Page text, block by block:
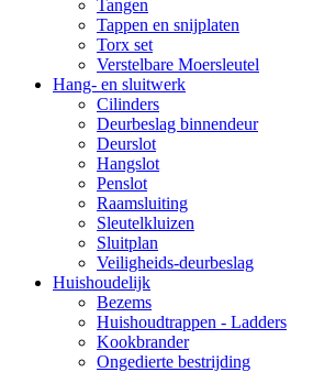
Tangen
Tappen en snijplaten
Torx set
Verstelbare Moersleutel
Hang- en sluitwerk
Cilinders
Deurbeslag binnendeur
Deurslot
Hangslot
Penslot
Raamsluiting
Sleutelkluizen
Sluitplan
Veiligheids-deurbeslag
Huishoudelijk
Bezems
Huishoudtrappen - Ladders
Kookbrander
Ongedierte bestrijding